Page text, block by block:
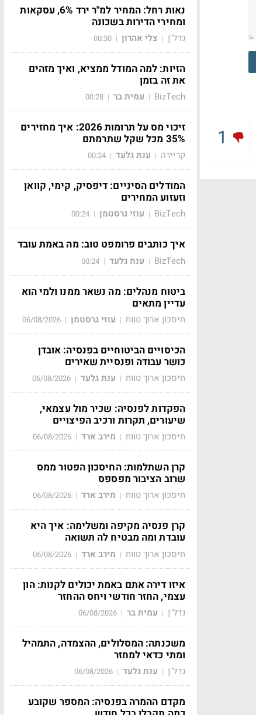
1
נאות רחל: המחיר למ"ר ירד 6%, עסקאות
ומחירי הדירות בשכונה
נדל"ן | צלי אהרון |
00:30
הזיות: למה המודל ממציא, ואיך מזהים
את זה בזמן
BizTech
| עמית בר |
00:28
זיכוי מס על תרומות 2026: איך מחזירים
35% מכל שקל שתרמתם
קריירה | ענת גלעד |
00:24
המודלים הסיניים: דיפסיק, קימי, קוואן
וזעזוע המחירים
BizTech
| עוזי גרסטמן |
00:24
איך כותבים פרומפט טוב: מה באמת עובד
BizTech
| ענת גלעד |
00:24
ביטוח מנהלים: מה נשאר ממנו ולמי הוא
עדיין מתאים
חיסכון ארוך טווח | עוזי גרסטמן |
06/08/2026
הכיסויים הביטוחיים בפנסיה: אובדן
כושר עבודה ופנסיית שאירים
חיסכון ארוך טווח | ענת גלעד |
06/08/2026
הפקדות לפנסיה: שכיר מול עצמאי,
שיעורים, תקרות ורכיב הפיצויים
חיסכון ארוך טווח | מירב ארד |
06/08/2026
קרן השתלמות: החיסכון הפטור ממס
שרוב הציבור מפספס
חיסכון ארוך טווח | מירב ארד |
06/08/2026
קרן פנסיה מקיפה ומשלימה: איך היא
עובדת ומה מבטיח לה תשואה
חיסכון ארוך טווח | מירב ארד |
06/08/2026
איזו דירה אתם באמת יכולים לקנות: הון
עצמי, החזר חודשי ויחס ההחזר
נדל"ן | עמית בר |
06/08/2026
משכנתה: המסלולים, ההצמדה, התמהיל
ומתי כדאי למחזר
נדל"ן | ענת גלעד |
06/08/2026
מקדם ההמרה בפנסיה: המספר שקובע